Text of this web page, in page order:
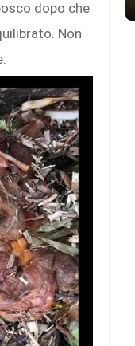
dopo che
Non